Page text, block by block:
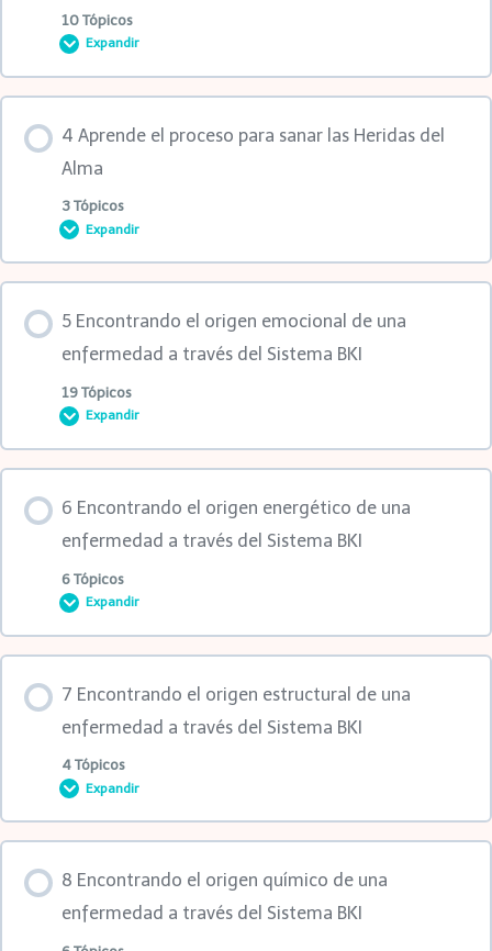
1ra clase
2da clase
3ra clase
1ra MasterClass
2da MasterClass
10 Tópicos
Expandir
0% COMPLETADO
1ra clase
2da clase
3ra clase
5ta clase
1ra MasterClass
2da MasterClass
3ra MasterClass
Clase avanzada
4 Aprende el proceso para sanar las Heridas del
Alma
3 Tópicos
Expandir
0% COMPLETADO 0/3 pasos
1ra clase
2da clase
MasterClass
5 Encontrando el origen emocional de una
enfermedad a través del Sistema BKI
19 Tópicos
Expandir
0% COMPLETADO 0/19 pasos
1ra clase
2da clase
Práctica
2da MasterClass
6 Encontrando el origen energético de una
enfermedad a través del Sistema BKI
6 Tópicos
Expandir
0% COMPLETADO 0/6 pasos
1ra clase
MasterClass
1er Anexo
7 Encontrando el origen estructural de una
enfermedad a través del Sistema BKI
4 Tópicos
Expandir
0% COMPLETADO 0/4 pasos
8 Encontrando el origen químico de una
enfermedad a través del Sistema BKI